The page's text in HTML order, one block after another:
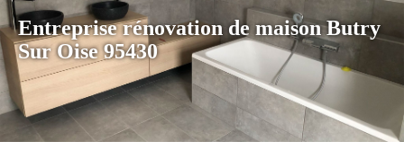
Entreprise rénovation de maison Butry
Sur Oise 95430